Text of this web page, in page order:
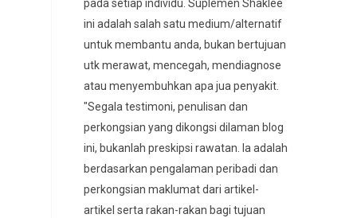
pada setiap individu. Suplemen Shaklee
ini adalah salah satu medium/alternatif
untuk membantu anda, bukan bertujuan
utk merawat, mencegah, mendiagnose
atau menyembuhkan apa jua penyakit.
"Segala testimoni, penulisan dan
perkongsian yang dikongsi dilaman blog
ini, bukanlah preskipsi rawatan. Ia adalah
berdasarkan pengalaman peribadi dan
perkongsian maklumat dari artikel-
artikel serta rakan-rakan bagi tujuan